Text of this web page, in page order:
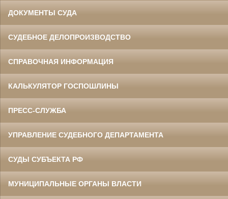
ДОКУМЕНТЫ СУДА
СУДЕБНОЕ ДЕЛОПРОИЗВОДСТВО
СПРАВОЧНАЯ ИНФОРМАЦИЯ
КАЛЬКУЛЯТОР ГОСПОШЛИНЫ
ПРЕСС-СЛУЖБА
УПРАВЛЕНИЕ СУДЕБНОГО ДЕПАРТАМЕНТА
СУДЫ СУБЪЕКТА РФ
МУНИЦИПАЛЬНЫЕ ОРГАНЫ ВЛАСТИ